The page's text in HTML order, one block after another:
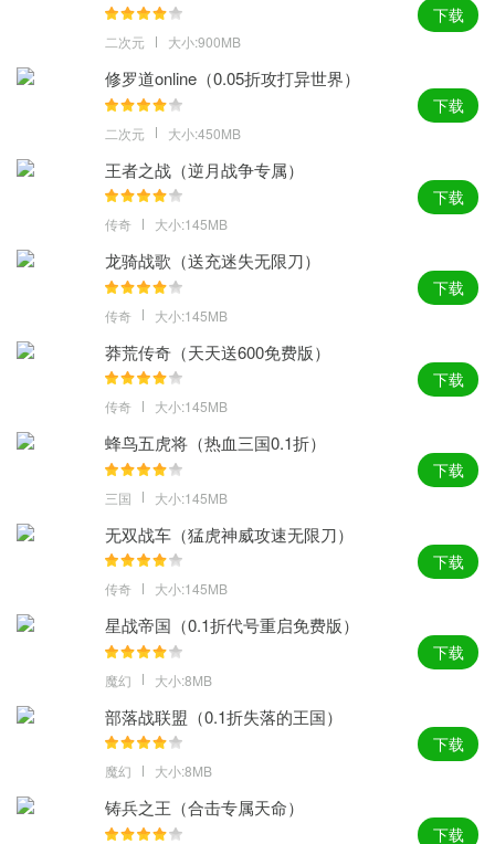
二次元 大小:900MB
下载
修罗道online（0.05折攻打异世界）
二次元 大小:450MB
下载
王者之战（逆月战争专属）
传奇 大小:145MB
下载
龙骑战歌（送充迷失无限刀）
传奇 大小:145MB
下载
莽荒传奇（天天送600免费版）
传奇 大小:145MB
下载
蜂鸟五虎将（热血三国0.1折）
三国 大小:145MB
下载
无双战车（猛虎神威攻速无限刀）
传奇 大小:145MB
下载
星战帝国（0.1折代号重启免费版）
魔幻 大小:8MB
下载
部落战联盟（0.1折失落的王国）
魔幻 大小:8MB
下载
铸兵之王（合击专属天命）
下载